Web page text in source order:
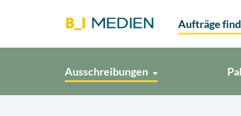
Aufträge
Ausschreibungen